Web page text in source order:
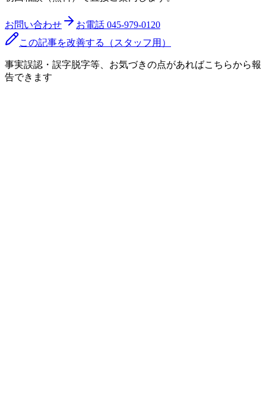
お問い合わせ お電話 045-979-0120
この記事を改善する（スタッフ用）
事実誤認・誤字脱字等、お気づきの点があればこちらから報
告できます